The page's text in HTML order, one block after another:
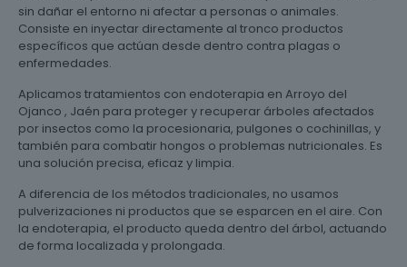
sin dañar el entorno ni afectar a personas o animales.
Consiste en inyectar directamente al tronco productos
específicos que actúan desde dentro contra plagas o
enfermedades.
Aplicamos tratamientos con endoterapia en Arroyo del
Ojanco , Jaén para proteger y recuperar árboles afectados
por insectos como la procesionaria, pulgones o cochinillas, y
también para combatir hongos o problemas nutricionales. Es
una solución precisa, eficaz y limpia.
A diferencia de los métodos tradicionales, no usamos
pulverizaciones ni productos que se esparcen en el aire. Con
la endoterapia, el producto queda dentro del árbol, actuando
de forma localizada y prolongada.